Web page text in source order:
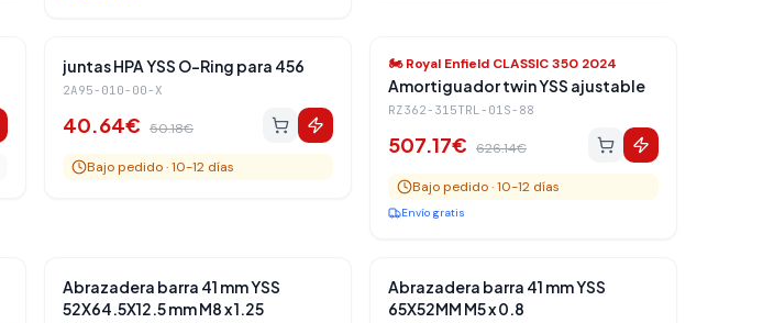
- % Amortiguadores Traseros
juntas HPA YSS O-Ring para 456
2A95-010-00-X
40.64€ 50.18€
Bajo pedido · 10-12 días
-19 % Amortiguadores Traseros
🏍️Royal Enfield CLASSIC 350 2024
Amortiguador twin YSS ajustable
RZ362-315TRL-01S-88
507.17€ 626.14€
Bajo pedido · 10-12 días
Envío gratis
-19 Amortiguadores Traseros
Abrazadera barra 41 mm YSS
52X64.5X12.5 mm M8 x 1.25
-19 Amortiguadores Traseros
Abrazadera barra 41 mm YSS
65X52MM M5 x 0.8